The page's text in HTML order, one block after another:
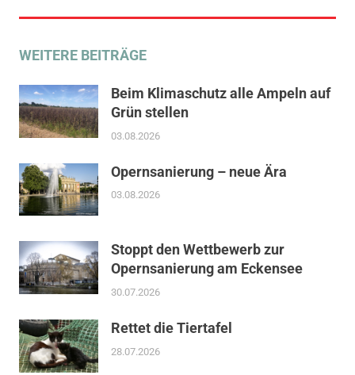
WEITERE BEITRÄGE
Beim Klimaschutz alle Ampeln auf
Grün stellen
03.08.2026
Opernsanierung – neue Ära
03.08.2026
Stoppt den Wettbewerb zur
Opernsanierung am Eckensee
30.07.2026
Rettet die Tiertafel
28.07.2026